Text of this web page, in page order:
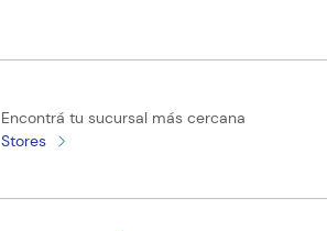
Encontrá tu sucursal más cercana
Stores